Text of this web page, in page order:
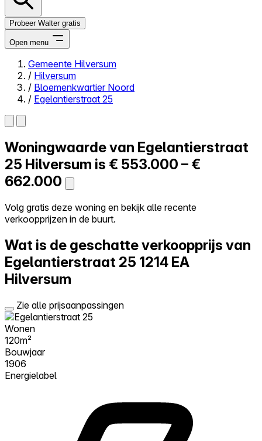
Probeer Walter gratis
Open menu
Close menu
Zelf kopen
Alles-in-één
Reviews
Prijzen
Log in
Probeer Walter gratis
Gemeente Hilversum
/ Hilversum
/ Bloemenkwartier Noord
/ Egelantierstraat 25
Woningwaarde van Egelantierstraat
25 Hilversum is € 553.000 – €
662.000
Volg gratis deze woning en bekijk alle recente
verkoopprijzen in de buurt.
Wat is de geschatte verkoopprijs van
Egelantierstraat 25 1214 EA
Hilversum
Zie alle prijsaanpassingen
Wonen
120m²
Bouwjaar
1906
Energielabel